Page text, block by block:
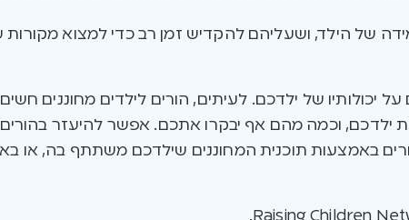
של הילד, ושעליהם להקדיש זמן רב כדי למצוא מקורות
של ילדכם. לעיתים, הורים לילדים מחוננים
וכמה מהם אף יבקרו אתכם. אפשר להיעזר בהורים
באמצעות תוכנית המחוננים שילדכם משתתף בה, או